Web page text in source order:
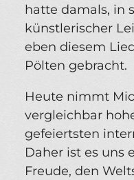
hatte damals, in
künstlerischer
eben diesem
Pölten gebracht.
Heute nimmt
vergleichbar
gefeiertsten
Daher ist es uns
Freude, den